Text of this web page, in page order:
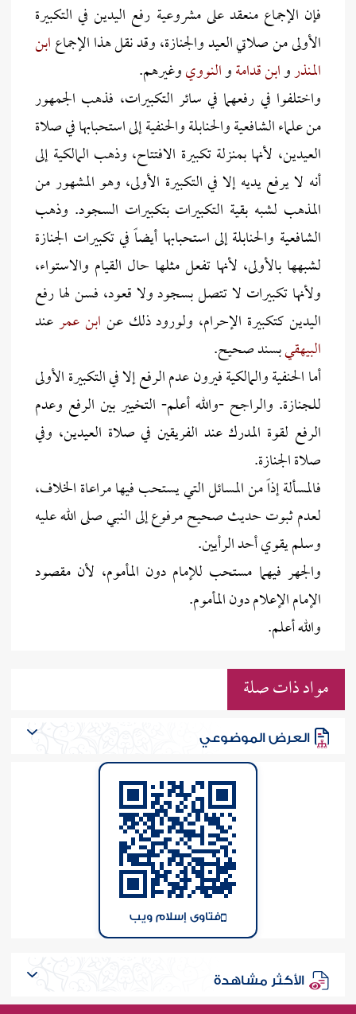
فإن الإجماع منعقد على مشروعية رفع اليدين في التكبيرة
الأولى من صلاتي العيد والجنازة، وقد نقل هذا الإجماعابن
المنذروابن قدامةوالنوويوغيرهم.
واختلفوا في رفعهما في سائر التكبيرات، فذهب الجمهور
من علماء الشافعية والحنابلة والحنفية إلى استحبابها في صلاة
العيدين، لأنها بمنزلة تكبيرة الافتتاح، وذهب المالكية إلى
أنه لا يرفع يديه إلا في التكبيرة الأولى، وهو المشهور من
المذهب لشبه بقية التكبيرات بتكبيرات السجود. وذهب
الشافعية والحنابلة إلى استحبابها أيضاً في تكبيرات الجنازة
لشبهها بالأولى، لأنها تفعل مثلها حال القيام والاستواء،
ولأنها تكبيرات لا تتصل بسجود ولا قعود، فسن لها رفع
اليدين كتكبيرة الإحرام، ولورود ذلك عن ابن عمرعند
البيهقيبسند صحيح.
أما الحنفية والمالكية فيرون عدم الرفع إلا في التكبيرة الأولى
للجنازة. والراجح -والله أعلم- التخيير بين الرفع وعدم
الرفع لقوة المدرك عند الفريقين في صلاة العيدين، وفي
صلاة الجنازة.
فالمسألة إذاً من المسائل التي يستحب فيها مراعاة الخلاف،
لعدم ثبوت حديث صحيح مرفوع إلى النبي صلى الله عليه
وسلم يقوي أحد الرأيين.
والجهر فيهما مستحب للإمام دون المأموم، لأن مقصود
الإمام الإعلام دون المأموم.
والله أعلم.
مواد ذات صلة
العرض الموضوعي
فتاوى إسلام ويب
الأكثر مشاهدة